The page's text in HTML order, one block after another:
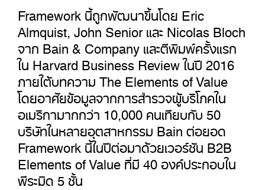
Framework นี้ถูกพัฒนาขึ้นโดย Eric
Almquist, John Senior และ Nicolas Bloch
จาก Bain & Company และตีพิมพ์ครั้งแรก
ใน Harvard Business Review ในปี 2016
ภายใต้บทความ The Elements of Value
โดยอาศัยข้อมูลจากการสำรวจผู้บริโภคใน
อเมริกามากกว่า 10,000 คนเทียบกับ 50
บริษัทในหลายอุตสาหกรรม Bain ต่อยอด
Framework นี้ในปีต่อมาด้วยเวอร์ชัน B2B
Elements of Value ที่มี 40 องค์ประกอบใน
พีระมิด 5 ชั้น